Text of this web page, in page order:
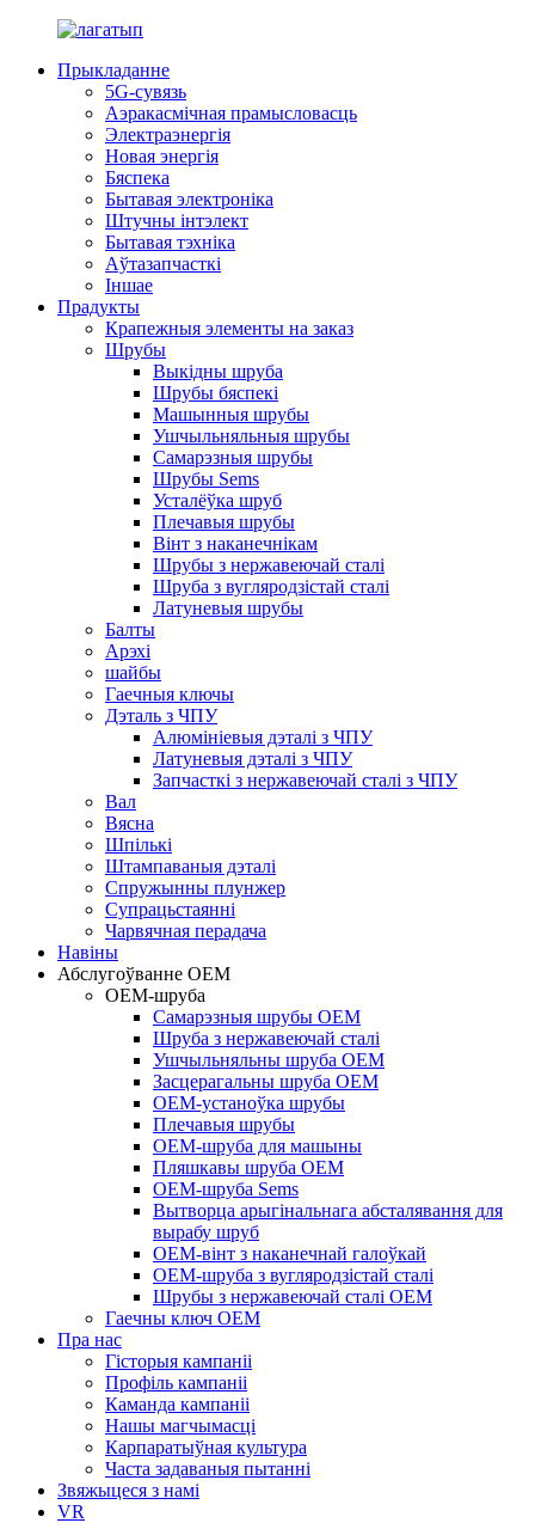
Прыкладанне
5G-сувязь
Аэракасмічная прамысловасць
Электраэнергія
Новая энергія
Бяспека
Бытавая электроніка
Штучны інтэлект
Бытавая тэхніка
Аўтазапчасткі
Іншае
Прадукты
Крапежныя элементы на заказ
Шрубы
Выкідны шруба
Шрубы бяспекі
Машынныя шрубы
Ушчыльняльныя шрубы
Самарэзныя шрубы
Шрубы Sems
Усталёўка шруб
Плечавыя шрубы
Вінт з наканечнікам
Шрубы з нержавеючай сталі
Шруба з вугляродзістай сталі
Латуневыя шрубы
Балты
Арэхі
шайбы
Гаечныя ключы
Дэталь з ЧПУ
Алюмініевыя дэталі з ЧПУ
Латуневыя дэталі з ЧПУ
Запчасткі з нержавеючай сталі з ЧПУ
Вал
Вясна
Шпількі
Штампаваныя дэталі
Спружынны плунжер
Супрацьстаянні
Чарвячная перадача
Навіны
Абслугоўванне OEM
OEM-шруба
Самарэзныя шрубы OEM
Шруба з нержавеючай сталі
Ушчыльняльны шруба OEM
Засцерагальны шруба OEM
OEM-устаноўка шрубы
Плечавыя шрубы
OEM-шруба для машыны
Пляшкавы шруба OEM
OEM-шруба Sems
Вытворца арыгінальнага абсталявання для
вырабу шруб
OEM-вінт з наканечнай галоўкай
OEM-шруба з вугляродзістай сталі
Шрубы з нержавеючай сталі OEM
Гаечны ключ OEM
Пра нас
Гісторыя кампаніі
Профіль кампаніі
Каманда кампаніі
Нашы магчымасці
Карпаратыўная культура
Часта задаваныя пытанні
Звяжыцеся з намі
VR